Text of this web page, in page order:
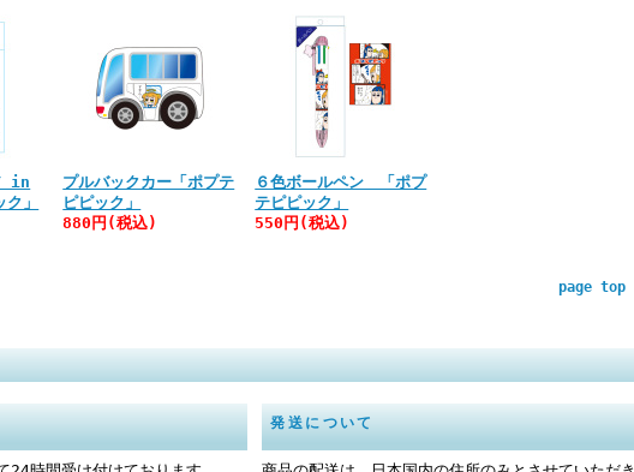
in
」
プルバックカー「ポプテ
ピピック」
880円(税込)
６色ボールペン 「ポプ
テピピック」
550円(税込)
page top
発送について